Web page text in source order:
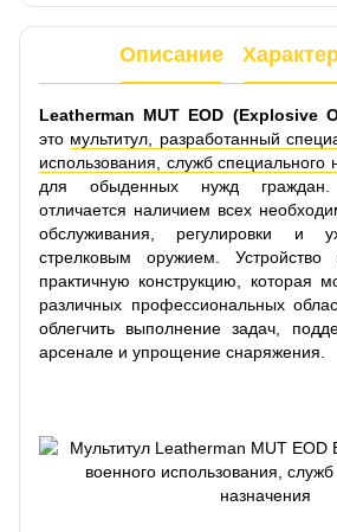
Описание
Leatherman MUT EOD (Explosive
это мультитул, разработанный
использования, служб специального
для обыденных нужд
отличается наличием всех
обслуживания, регулировки и
стрелковым оружием.
практичную конструкцию, которая
различных профессиональных
облегчить выполнение задач,
арсенале и упрощение снаряжения.